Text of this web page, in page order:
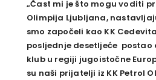
„Čast mi je što mogu voditi
Olimpija Ljubljana,
smo započeli kao KK
posljednje desetljeće
klub u regiji jugoistočne
su naši prijatelji iz KK Petrol